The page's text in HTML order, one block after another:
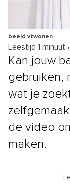
beeld vtwonen
Leestijd 1 minuut •
Kan jouw
gebruiken,
wat je
de video
maken.